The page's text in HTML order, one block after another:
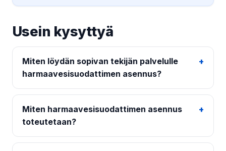
Usein kysyttyä
Miten löydän sopivan tekijän palvelulle
harmaavesisuodattimen asennus?
Miten harmaavesisuodattimen asennus
toteutetaan?